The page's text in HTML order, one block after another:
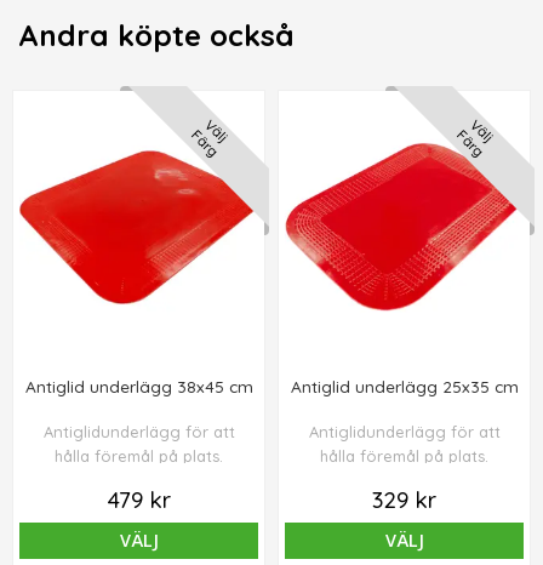
Andra köpte också
Välj
Färg
Antiglid underlägg 38x45 cm
Antiglidunderlägg för att
hålla föremål på plats.
479 kr
VÄLJ
Välj
Färg
Antiglid underlägg 25x35 cm
Antiglidunderlägg för att
hålla föremål på plats.
329 kr
VÄLJ